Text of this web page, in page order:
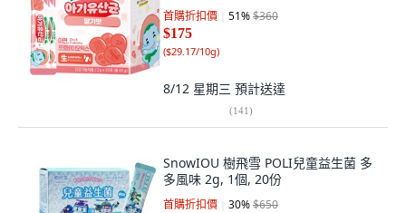
首購折扣價 51%$360
$175
($29.17/10g)
8/12 星期三 預計送達
(141)
SnowIOU 樹飛雪 POLI兒童益生菌 多
多風味 2g, 1個, 20份
首購折扣價 30%$650